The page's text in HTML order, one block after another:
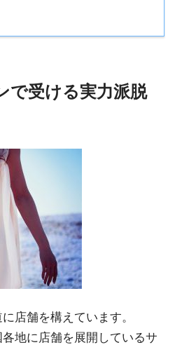
で受ける実力派脱
店舗を構えています。
地に店舗を展開しているサ